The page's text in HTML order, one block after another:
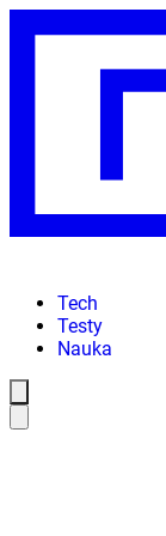
Tech
Testy
Nauka